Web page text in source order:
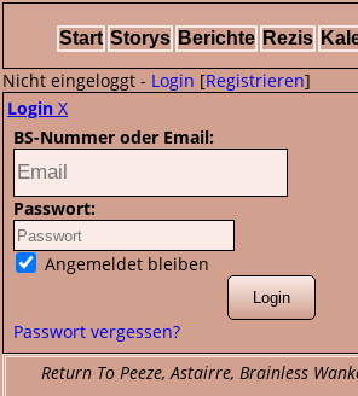
Start Storys Berichte Rezis
Nicht eingeloggt - Login [Registrieren]
Login X
BS-Nummer oder Email:
Passwort:
Angemeldet bleiben
Passwort vergessen?
Return To Peeze, Astairre, Brainless